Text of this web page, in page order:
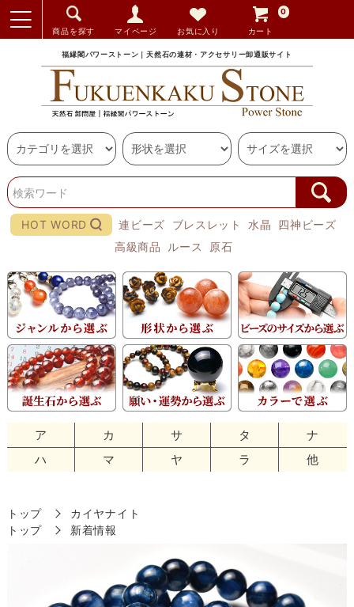
商品を探す マイページ お気に入り カート
0
福縁閣パワーストーン｜天然石の連材・アクセサリー卸通販サイト
HOT WORD 連ビーズ ブレスレット 水晶
四神ビーズ
高級商品
ルース 原石
ア カ サ タ
ナ
ハ
マ ヤ ラ 他
トップ
カイヤナイト
トップ
新着情報